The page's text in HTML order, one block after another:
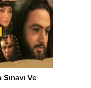
test
iyi bir
bitirsin,
dünya
diye...
Ve